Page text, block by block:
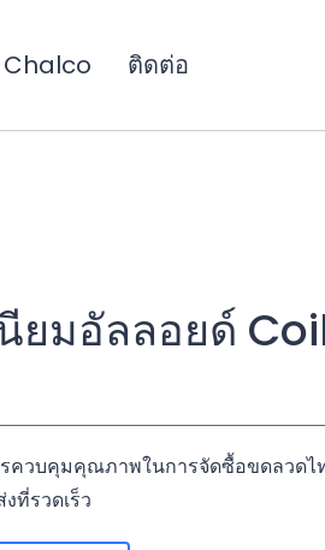
Chalco ติดต่อ
ยมอัลลอยด์
ควบคุมคุณภาพในการจัดซื้อขดลวดไ
ที่รวดเร็ว